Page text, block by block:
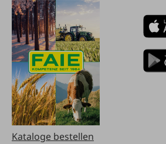
Kataloge bestellen